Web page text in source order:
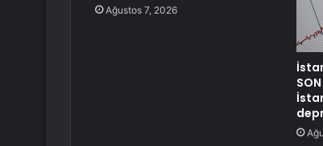
Ağustos 7, 2026